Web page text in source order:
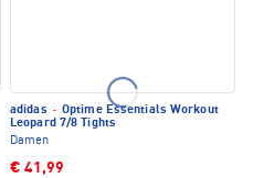
adidas · Optime Essentials Workout
Leopard 7/8 Tights
Damen
€ 41,99